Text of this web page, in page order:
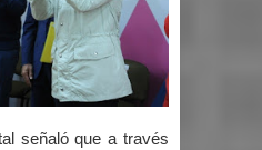
señaló que a través